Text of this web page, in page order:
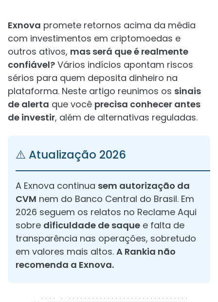
Exnova promete retornos acima da média
com investimentos em criptomoedas e
outros ativos, mas será que é realmente
confiável? Vários indícios apontam riscos
sérios para quem deposita dinheiro na
plataforma. Neste artigo reunimos os sinais
de alerta que você precisa conhecer antes
de investir, além de alternativas reguladas.
⚠️ Atualização 2026
A Exnova continua sem autorização da
CVM nem do Banco Central do Brasil. Em
2026 seguem os relatos no Reclame Aqui
sobre dificuldade de saque e falta de
transparência nas operações, sobretudo
em valores mais altos. A Rankia não
recomenda a Exnova.